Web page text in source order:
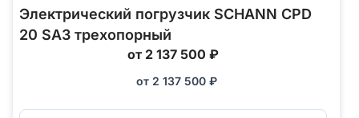
Электрический погрузчик SCHANN CPD
20 SA3 трехопорный
от 2 137 500 ₽
от 2 137 500 ₽